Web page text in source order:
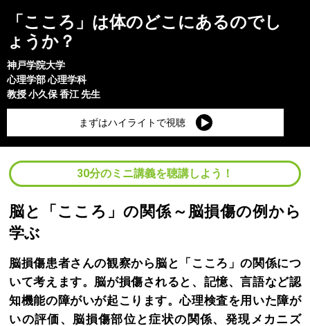
「こころ」は体のどこにあるのでし
ょうか？
神戸学院大学
心理学部心理学科
教授小久保 香江先生
まずはハイライトで視聴
30分のミニ講義を聴講しよう！
脳と「こころ」の関係～脳損傷の例から
学ぶ
脳損傷患者さんの観察から脳と「こころ」の関係につ
いて考えます。脳が損傷されると、記憶、言語など認
知機能の障がいが起こります。心理検査を用いた障が
いの評価、脳損傷部位と症状の関係、発現メカニズ